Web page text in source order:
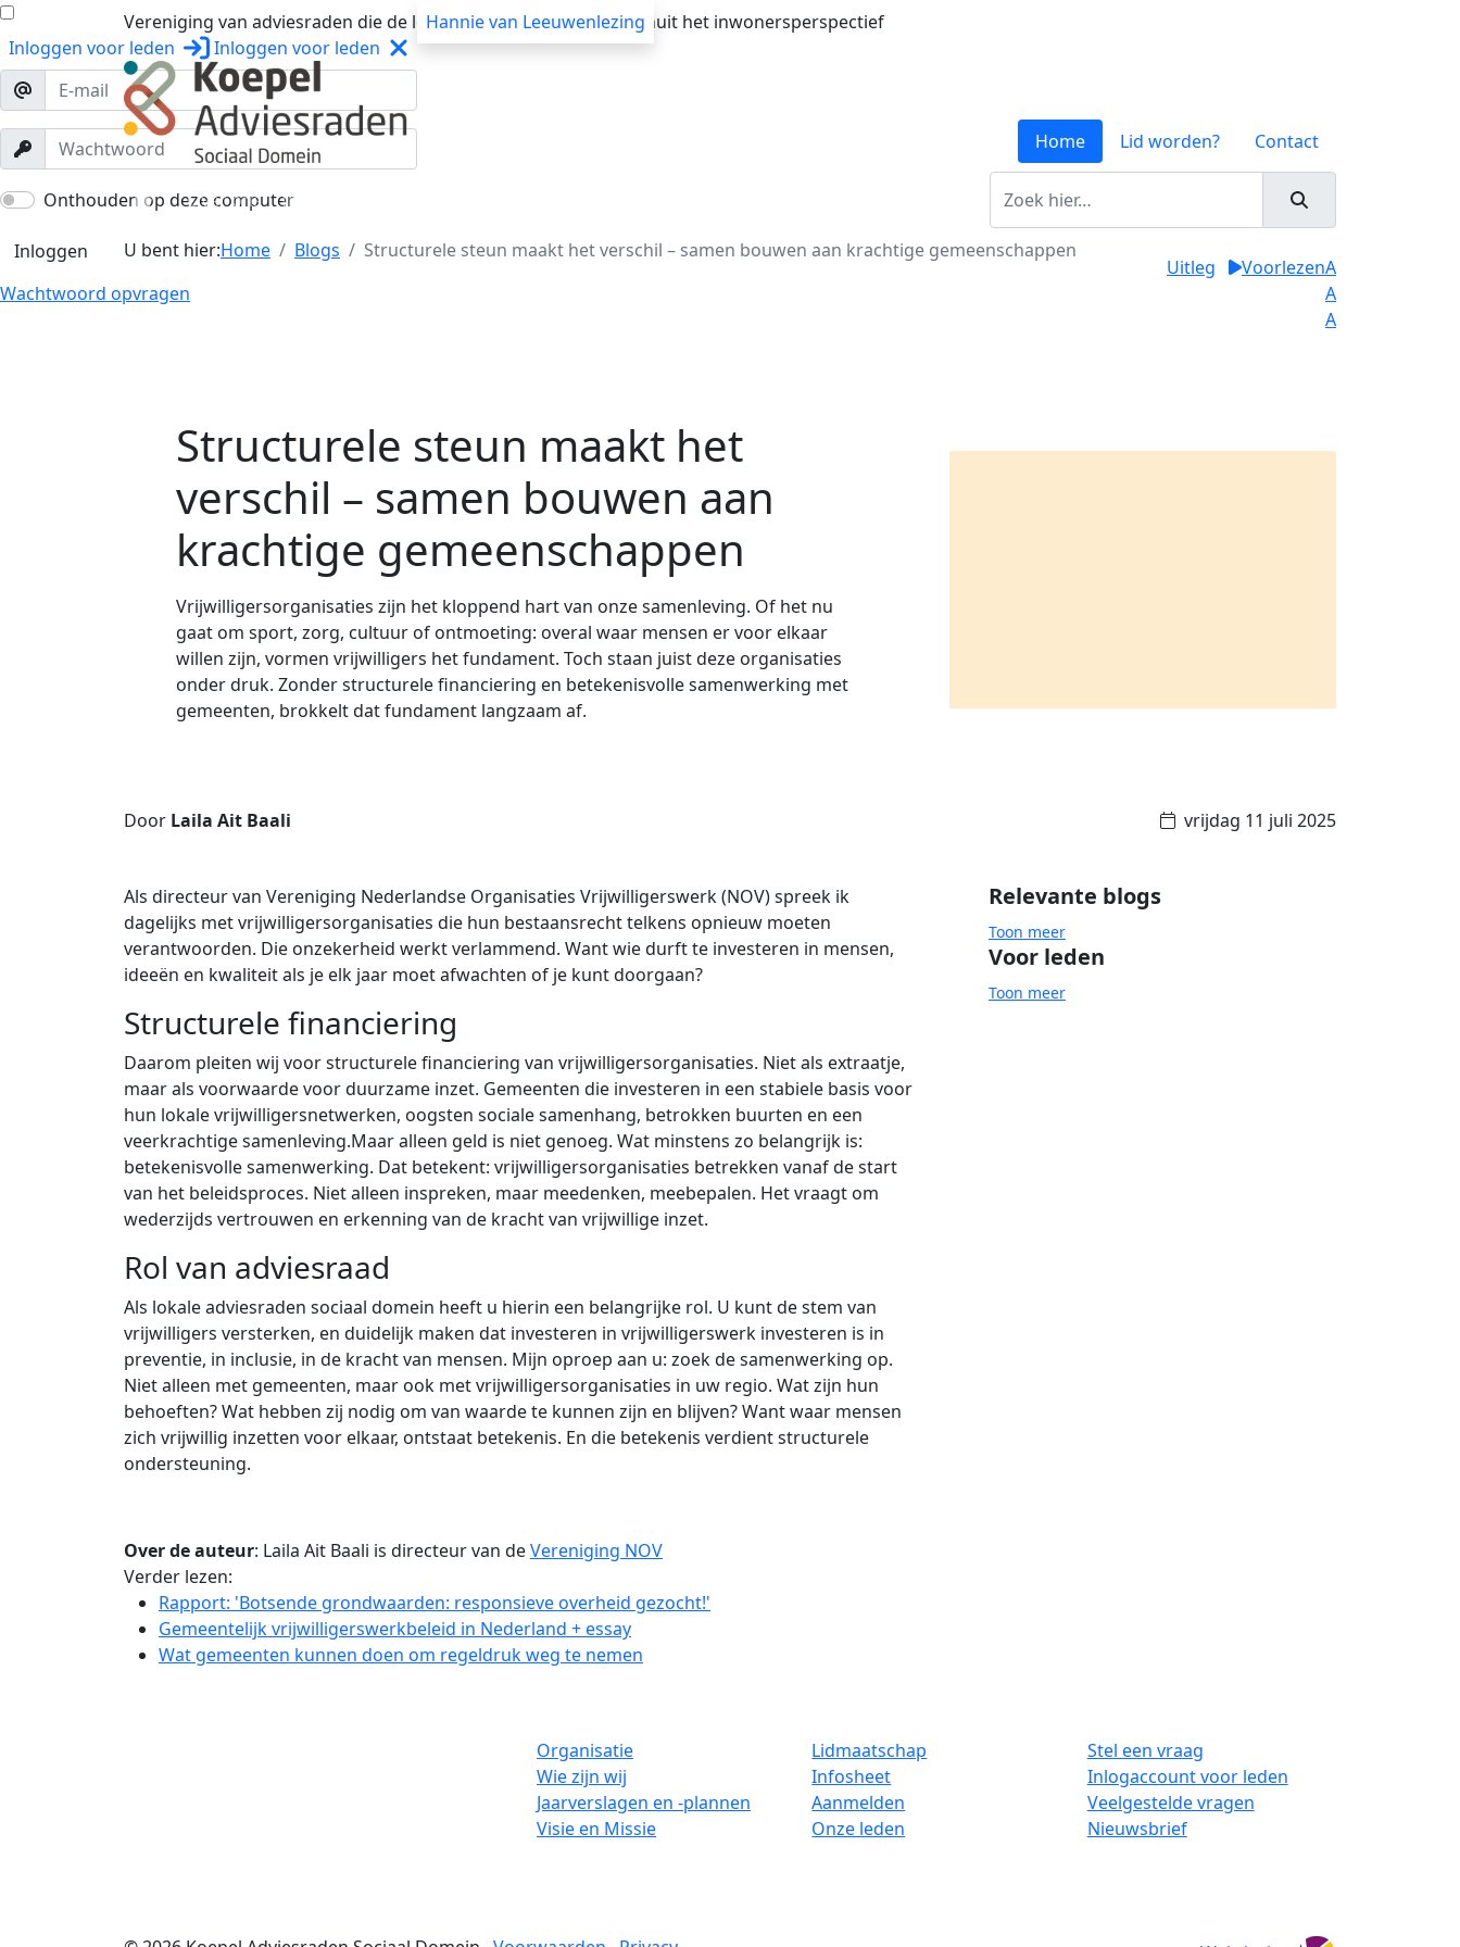
Inloggen voor leden Inloggen voor leden
Onthouden op deze computer
Inloggen
Wachtwoord opvragen
Hannie van Leeuwenlezing
Vereniging van adviesraden die de lokale overheid adviseren vanuit het inwonersperspectief
Home Lid worden? Contact
Over ons Trainingen
U bent hier:Home Blogs Structurele steun maakt het verschil – samen bouwen aan krachtige gemeenschappen
Uitleg VoorlezenA
A
A
Structurele steun maakt het
verschil – samen bouwen aan
krachtige gemeenschappen
Vrijwilligersorganisaties zijn het kloppend hart van onze samenleving. Of het nu
gaat om sport, zorg, cultuur of ontmoeting: overal waar mensen er voor elkaar
willen zijn, vormen vrijwilligers het fundament. Toch staan juist deze organisaties
onder druk. Zonder structurele financiering en betekenisvolle samenwerking met
gemeenten, brokkelt dat fundament langzaam af.
Door Laila Ait Baali vrijdag 11 juli 2025
Als directeur van Vereniging Nederlandse Organisaties Vrijwilligerswerk (NOV) spreek ik
dagelijks met vrijwilligersorganisaties die hun bestaansrecht telkens opnieuw moeten
verantwoorden. Die onzekerheid werkt verlammend. Want wie durft te investeren in mensen,
ideeën en kwaliteit als je elk jaar moet afwachten of je kunt doorgaan?
Structurele financiering
Daarom pleiten wij voor structurele financiering van vrijwilligersorganisaties. Niet als extraatje,
maar als voorwaarde voor duurzame inzet. Gemeenten die investeren in een stabiele basis voor
hun lokale vrijwilligersnetwerken, oogsten sociale samenhang, betrokken buurten en een
veerkrachtige samenleving.Maar alleen geld is niet genoeg. Wat minstens zo belangrijk is:
betekenisvolle samenwerking. Dat betekent: vrijwilligersorganisaties betrekken vanaf de start
van het beleidsproces. Niet alleen inspreken, maar meedenken, meebepalen. Het vraagt om
wederzijds vertrouwen en erkenning van de kracht van vrijwillige inzet.
Rol van adviesraad
Als lokale adviesraden sociaal domein heeft u hierin een belangrijke rol. U kunt de stem van
vrijwilligers versterken, en duidelijk maken dat investeren in vrijwilligerswerk investeren is in
preventie, in inclusie, in de kracht van mensen. Mijn oproep aan u: zoek de samenwerking op.
Niet alleen met gemeenten, maar ook met vrijwilligersorganisaties in uw regio. Wat zijn hun
behoeften? Wat hebben zij nodig om van waarde te kunnen zijn en blijven? Want waar mensen
zich vrijwillig inzetten voor elkaar, ontstaat betekenis. En die betekenis verdient structurele
ondersteuning.
Over de auteur: Laila Ait Baali is directeur van deVereniging NOV
Verder lezen:
Rapport: 'Botsende grondwaarden: responsieve overheid gezocht!'
Gemeentelijk vrijwilligerswerkbeleid in Nederland + essay
Wat gemeenten kunnen doen om regeldruk weg te nemen
Relevante blogs
Toon meer
Voor leden
Toon meer
Organisatie
Wie zijn wij
Jaarverslagen en -plannen
Visie en Missie
Lidmaatschap
Infosheet
Aanmelden
Onze leden
Stel een vraag
Inlogaccount voor leden
Veelgestelde vragen
Nieuwsbrief